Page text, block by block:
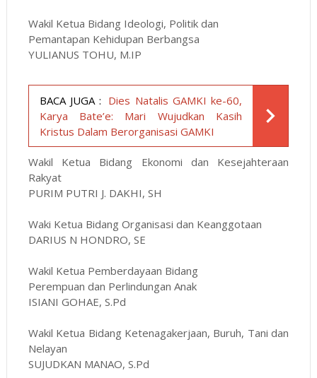
Wakil Ketua Bidang Ideologi, Politik dan
Pemantapan Kehidupan Berbangsa
YULIANUS TOHU, M.IP
BACA JUGA : Dies Natalis GAMKI ke-60,
Karya Bate’e: Mari Wujudkan Kasih
Kristus Dalam Berorganisasi GAMKI
Wakil Ketua Bidang Ekonomi dan Kesejahteraan
Rakyat
PURIM PUTRI J. DAKHI, SH
Waki Ketua Bidang Organisasi dan Keanggotaan
DARIUS N HONDRO, SE
Wakil Ketua Pemberdayaan Bidang
Perempuan dan Perlindungan Anak
ISIANI GOHAE, S.Pd
Wakil Ketua Bidang Ketenagakerjaan, Buruh, Tani dan
Nelayan
SUJUDKAN MANAO, S.Pd